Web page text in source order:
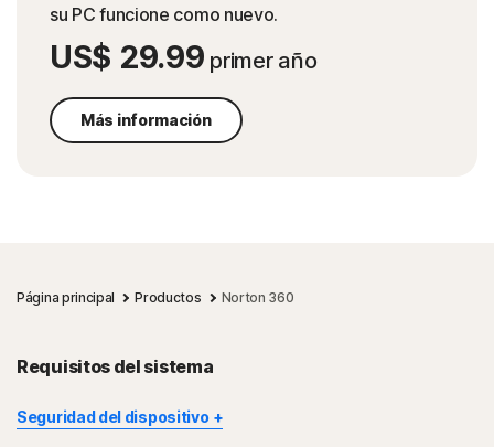
su PC funcione como nuevo.
US$ 29.99 primer año
Más información
Página principal Productos Norton 360
Requisitos del sistema
Seguridad del dispositivo